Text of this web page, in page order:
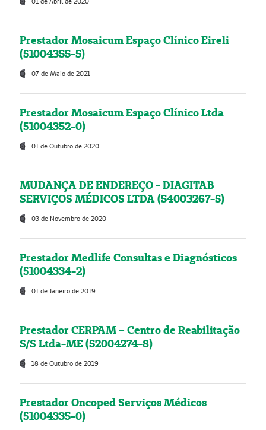
Prestador Mosaicum Espaço Clínico Eireli
(51004355-5)
07 de Maio de 2021
Prestador Mosaicum Espaço Clínico Ltda
(51004352-0)
01 de Outubro de 2020
MUDANÇA DE ENDEREÇO - DIAGITAB
SERVIÇOS MÉDICOS LTDA (54003267-5)
03 de Novembro de 2020
Prestador Medlife Consultas e Diagnósticos
(51004334-2)
01 de Janeiro de 2019
Prestador CERPAM – Centro de Reabilitação
S/S Ltda-ME (52004274-8)
18 de Outubro de 2019
Prestador Oncoped Serviços Médicos
(51004335-0)